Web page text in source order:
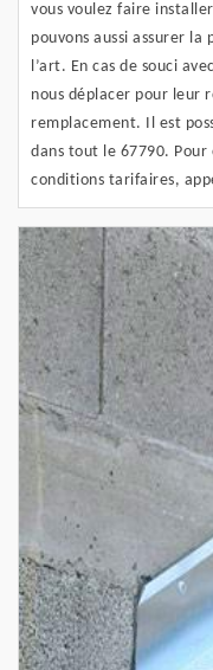
vous voulez faire
pouvons aussi assurer
l’art. En cas de souci
nous déplacer pour leur
remplacement. Il est
dans tout le 67790. Pour
conditions tarifaires,